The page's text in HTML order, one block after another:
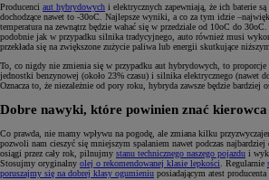
Producenci aut hybrydowych i elektrycznych zapewniają, że ich baterie
dochodzące nawet to -30oC. Najlepsze wyniki, a co za tym idzie
temperatura na zewnątrz będzie wahać się w przedziale od 10oC do
podobnie jak w przypadku silnika tradycyjnego, auto również musi
przekłada się na zwiększone zużycie paliwa lub energii skutkujące
To, co nigdy nie zmienia się w przypadku aut hybrydowych, to
jednostki benzynowej (około 23% czasu) i silnika elektrycznego (nawet
Oznacza to, że niezależnie od pory roku, hybryda zawsze będzie bardziej
Dobre nawyki, które powinien znać kierowca
Co prawda, nie mamy wpływu na pogodę, ale zmiana kilku
pozwoli nam cieszyć się mniejszym spalaniem nawet podczas
osiągi przez cały rok, pilnujmy stanu technicznego naszego pojazdu i
Stosujmy oryginalny olej o rekomendowanej klasie lepkości . Regularnie
poruszajmy się na dobrej klasy ogumieniu posiadającym atest producenta